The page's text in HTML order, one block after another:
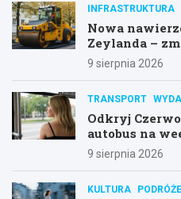
INFRASTRUKTURA
Nowa
Zeylanda –
mieszkańców
9 sierpnia 2026
TRANSPORT
Odkryj
autobus na
9 sierpnia 2026
KULTURA PODRÓŻE